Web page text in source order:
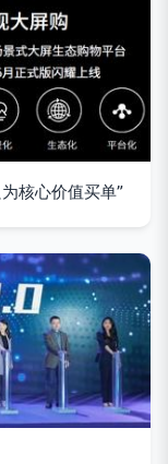
核心价值买单”